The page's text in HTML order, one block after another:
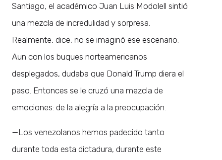
Santiago, el académico Juan Luis Modolell sintió
una mezcla de incredulidad y sorpresa.
Realmente, dice, no se imaginó ese escenario.
Aun con los buques norteamericanos
desplegados, dudaba que Donald Trump diera el
paso. Entonces se le cruzó una mezcla de
emociones: de la alegría a la preocupación.
—Los venezolanos hemos padecido tanto
durante toda esta dictadura, durante este